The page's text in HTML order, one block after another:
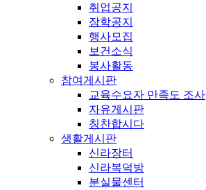
취업공지
장학공지
행사모집
보건소식
봉사활동
참여게시판
교육수요자 만족도 조사
자유게시판
칭찬합시다
생활게시판
신라장터
신라복덕방
분실물센터